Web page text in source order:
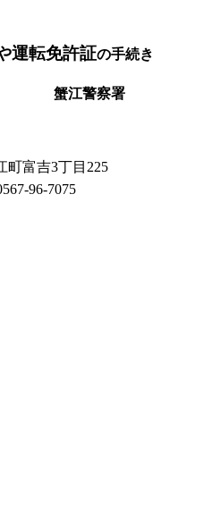
運転免許証の手続き
蟹江警察署
町富吉3丁目225
96-7075